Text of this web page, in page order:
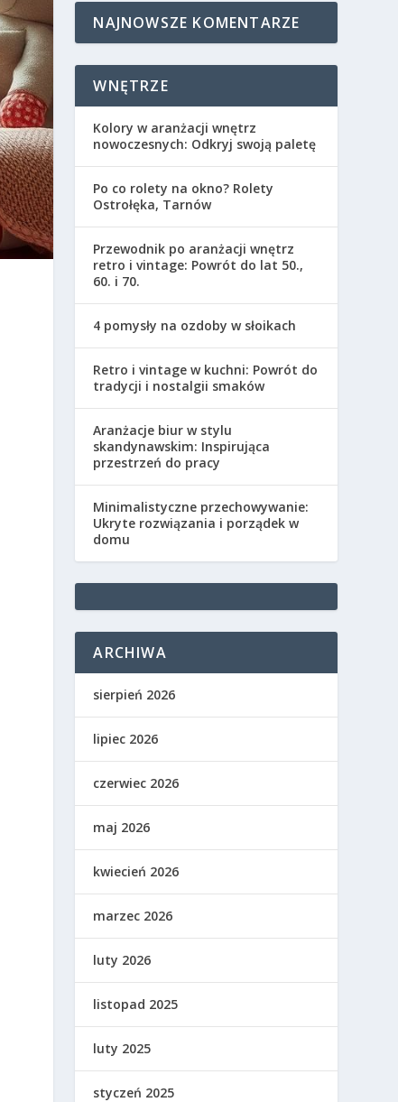
NAJNOWSZE KOMENTARZE
WNĘTRZE
Kolory w aranżacji wnętrz
nowoczesnych: Odkryj swoją paletę
Po co rolety na okno? Rolety
Ostrołęka, Tarnów
Przewodnik po aranżacji wnętrz
retro i vintage: Powrót do lat 50.,
60. i 70.
4 pomysły na ozdoby w słoikach
Retro i vintage w kuchni: Powrót do
tradycji i nostalgii smaków
Aranżacje biur w stylu
skandynawskim: Inspirująca
przestrzeń do pracy
Minimalistyczne przechowywanie:
Ukryte rozwiązania i porządek w
domu
ARCHIWA
sierpień 2026
lipiec 2026
czerwiec 2026
maj 2026
kwiecień 2026
marzec 2026
luty 2026
listopad 2025
luty 2025
styczeń 2025